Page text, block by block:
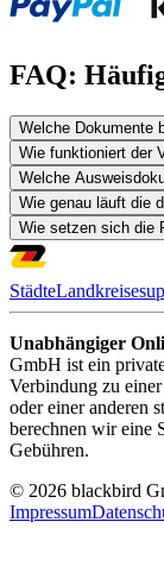
FAQ:
Welche Dokumente
Wie funktioniert der
Welche
Wie genau läuft die
Wie setzen sich die
StädteLandkreise
Unabhängiger
GmbH ist ein
Verbindung zu
oder einer anderen
berechnen wir eine
Gebühren.
© 2026 blackbird
Impressum